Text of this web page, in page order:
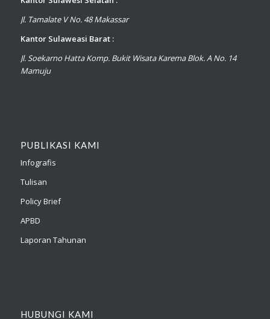
Jl. Tamalate V No. 48 Makassar
Kantor Sulaweasi Barat :
Jl. Soekarno Hatta Komp. Bukit Wisata Karema Blok. A No. 14
Mamuju
PUBLIKASI KAMI
Infografis
Tulisan
Policy Brief
APBD
Laporan Tahunan
HUBUNGI KAMI